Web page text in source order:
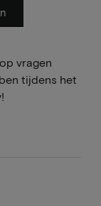
vragen
tijdens het